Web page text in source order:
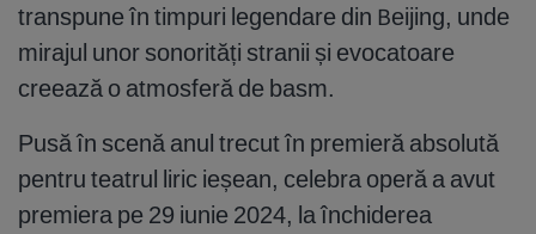
transpune în timpuri legendare din Beijing, unde
mirajul unor sonorități stranii și evocatoare
creează o atmosferă de basm.
Pusă în scenă anul trecut în premieră absolută
pentru teatrul liric ieșean, celebra operă a avut
premiera pe 29 iunie 2024, la închiderea